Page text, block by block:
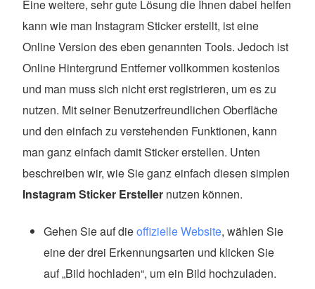
Eine weitere, sehr gute Lösung die Ihnen dabei helfen
kann wie man Instagram Sticker erstellt, ist eine
Online Version des eben genannten Tools. Jedoch ist
Online Hintergrund Entferner vollkommen kostenlos
und man muss sich nicht erst registrieren, um es zu
nutzen. Mit seiner Benutzerfreundlichen Oberfläche
und den einfach zu verstehenden Funktionen, kann
man ganz einfach damit Sticker erstellen. Unten
beschreiben wir, wie Sie ganz einfach diesen simplen
Instagram Sticker Ersteller nutzen können.
Gehen Sie auf dieoffizielle Website, wählen Sie
eine der drei Erkennungsarten und klicken Sie
auf „Bild hochladen“, um ein Bild hochzuladen.